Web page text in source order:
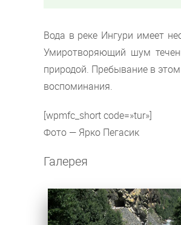
Вода в реке Ингури имеет
Умиротворяющий шум
природой. Пребывание в
воспоминания.
[wpmfc_short code=»tur»]
Фото — Ярко Пегасик
Галерея